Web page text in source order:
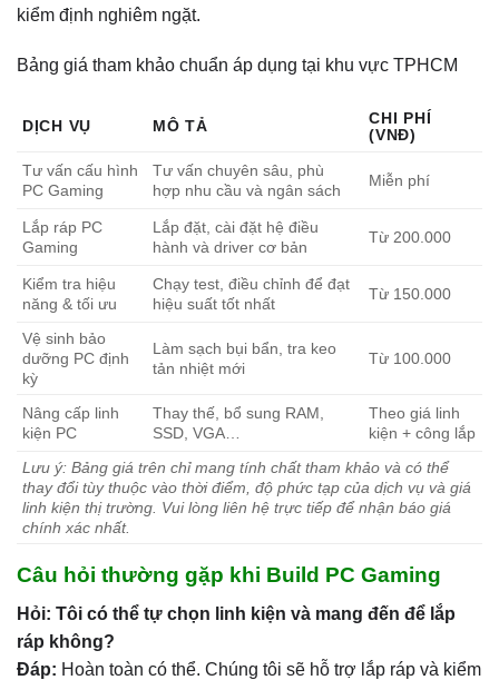
kiểm định nghiêm ngặt.
Bảng giá tham khảo chuẩn áp dụng tại khu vực TPHCM
DỊCH VỤ MÔ TẢ
CHI PHÍ
(VNĐ)
Tư vấn cấu hình
PC Gaming
Tư vấn chuyên sâu, phù
hợp nhu cầu và ngân sách
Miễn phí
Lắp ráp PC
Gaming
Lắp đặt, cài đặt hệ điều
hành và driver cơ bản
Từ 200.000
Kiểm tra hiệu
năng & tối ưu
Chạy test, điều chỉnh để đạt
hiệu suất tốt nhất
Từ 150.000
Vệ sinh bảo
dưỡng PC định
kỳ
Làm sạch bụi bẩn, tra keo
tản nhiệt mới
Từ 100.000
Nâng cấp linh
kiện PC
Thay thế, bổ sung RAM,
SSD, VGA…
Theo giá linh
kiện + công lắp
Lưu ý: Bảng giá trên chỉ mang tính chất tham khảo và có thể
thay đổi tùy thuộc vào thời điểm, độ phức tạp của dịch vụ và giá
linh kiện thị trường. Vui lòng liên hệ trực tiếp để nhận báo giá
chính xác nhất.
Câu hỏi thường gặp khi Build PC Gaming
Hỏi: Tôi có thể tự chọn linh kiện và mang đến để lắp
ráp không?
Đáp: Hoàn toàn có thể. Chúng tôi sẽ hỗ trợ lắp ráp và kiểm